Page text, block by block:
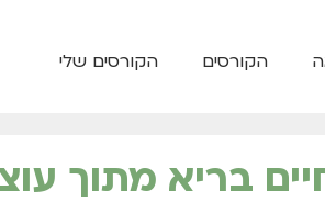
הקורסים הקורסים שלי
בריא מתוך